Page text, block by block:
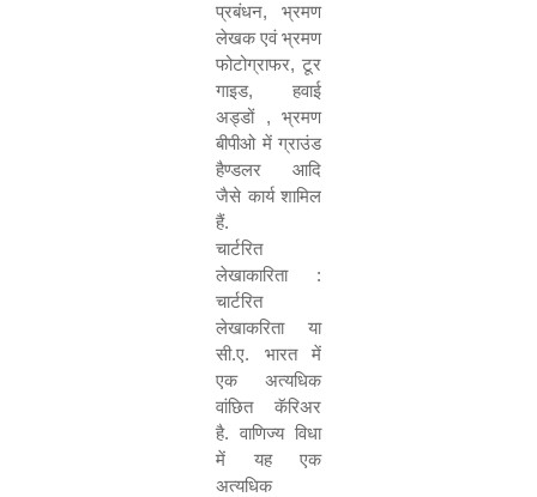
प्रबंधन, भ्रमण
लेखक एवं भ्रमण
फोटोग्राफर, टूर
गाइड, हवाई
अड्डों , भ्रमण
बीपीओ में ग्राउंड
हैण्डलर आदि
जैसे कार्य शामिल
हैं.
चार्टरित
लेखाकारिता :
चार्टरित
लेखाकरिता या
सी.ए. भारत में
एक अत्यधिक
वांछित कॅरिअर
है. वाणिज्य विधा
में यह एक
अत्यधिक